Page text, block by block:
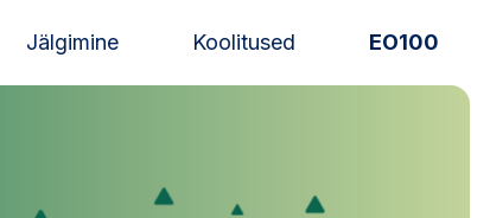
Jälgimine Koolitused EO100